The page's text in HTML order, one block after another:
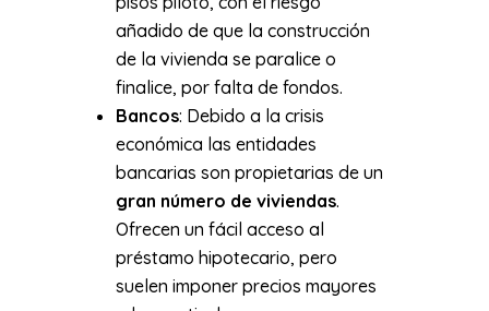
añadido de que la construcción
de la vivienda se paralice o
finalice, por falta de fondos.
Bancos: Debido a la crisis
económica las entidades
bancarias son propietarias de un
gran número de viviendas.
Ofrecen un fácil acceso al
préstamo hipotecario, pero
suelen imponer precios mayores